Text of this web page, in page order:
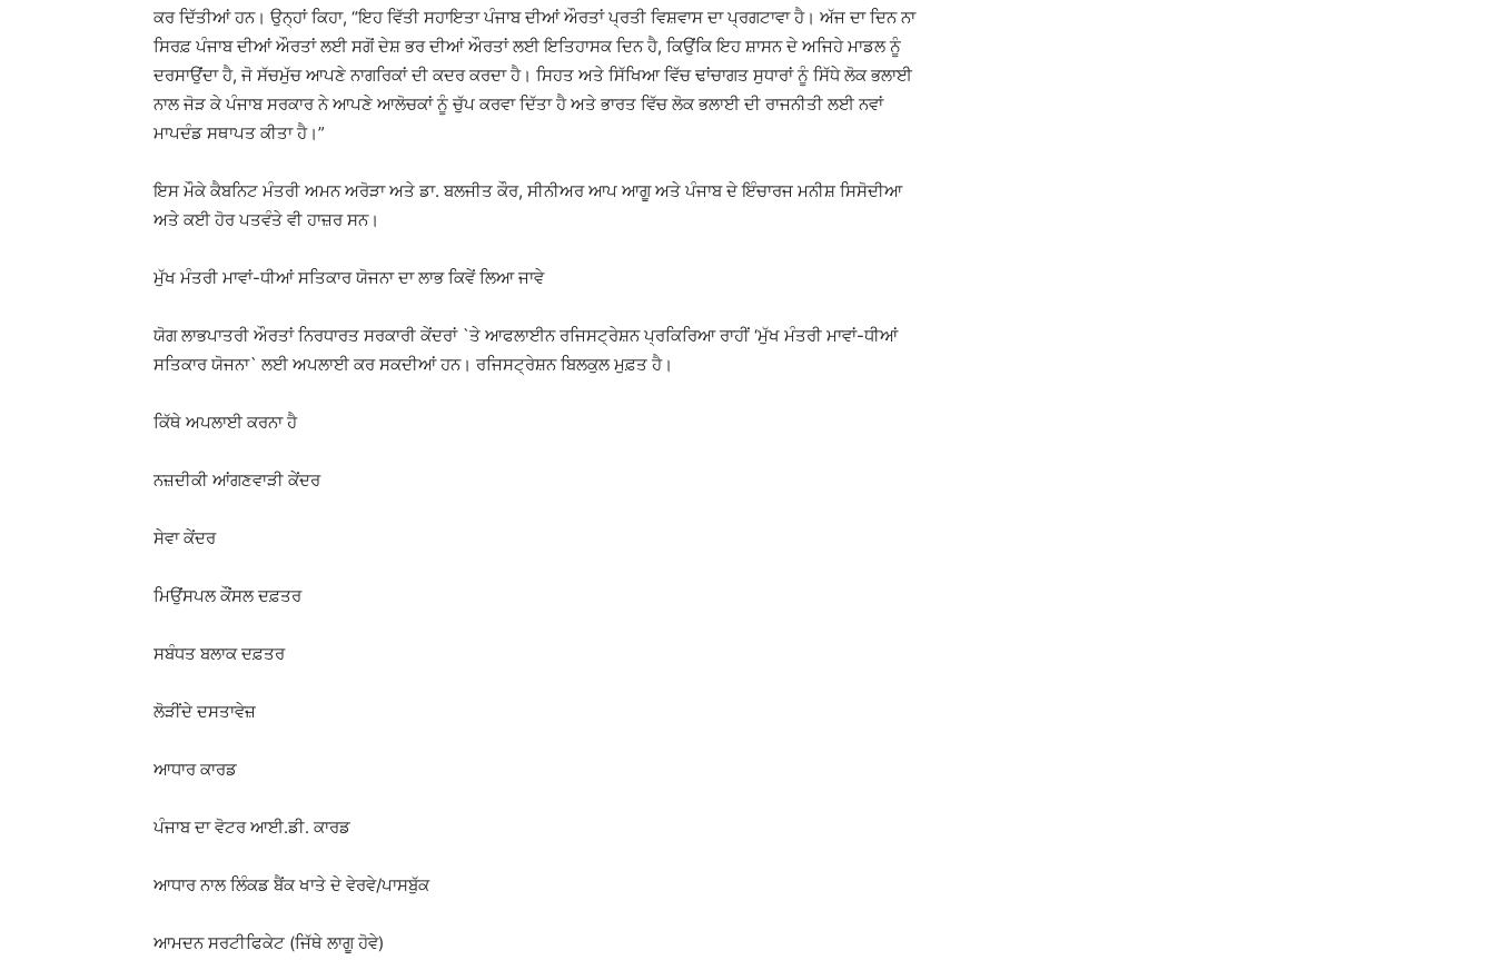
ਕਰ ਦਿੱਤੀਆਂ ਹਨ। ਉਨ੍ਹਾਂ ਕਿਹਾ, “ਇਹ ਵਿੱਤੀ ਸਹਾਇਤਾ ਪੰਜਾਬ ਦੀਆਂ ਔਰਤਾਂ ਪ੍ਰਤੀ ਵਿਸ਼ਵਾਸ ਦਾ ਪ੍ਰਗਟਾਵਾ ਹੈ। ਅੱਜ ਦਾ ਦਿਨ ਨਾ
ਸਿਰਫ਼ ਪੰਜਾਬ ਦੀਆਂ ਔਰਤਾਂ ਲਈ ਸਗੋਂ ਦੇਸ਼ ਭਰ ਦੀਆਂ ਔਰਤਾਂ ਲਈ ਇਤਿਹਾਸਕ ਦਿਨ ਹੈ, ਕਿਉਂਕਿ ਇਹ ਸ਼ਾਸਨ ਦੇ ਅਜਿਹੇ ਮਾਡਲ ਨੂੰ
ਦਰਸਾਉਂਦਾ ਹੈ, ਜੋ ਸੱਚਮੁੱਚ ਆਪਣੇ ਨਾਗਰਿਕਾਂ ਦੀ ਕਦਰ ਕਰਦਾ ਹੈ। ਸਿਹਤ ਅਤੇ ਸਿੱਖਿਆ ਵਿੱਚ ਢਾਂਚਾਗਤ ਸੁਧਾਰਾਂ ਨੂੰ ਸਿੱਧੇ ਲੋਕ ਭਲਾਈ
ਨਾਲ ਜੋੜ ਕੇ ਪੰਜਾਬ ਸਰਕਾਰ ਨੇ ਆਪਣੇ ਆਲੋਚਕਾਂ ਨੂੰ ਚੁੱਪ ਕਰਵਾ ਦਿੱਤਾ ਹੈ ਅਤੇ ਭਾਰਤ ਵਿੱਚ ਲੋਕ ਭਲਾਈ ਦੀ ਰਾਜਨੀਤੀ ਲਈ ਨਵਾਂ
ਮਾਪਦੰਡ ਸਥਾਪਤ ਕੀਤਾ ਹੈ।”
ਇਸ ਮੌਕੇ ਕੈਬਨਿਟ ਮੰਤਰੀ ਅਮਨ ਅਰੋੜਾ ਅਤੇ ਡਾ. ਬਲਜੀਤ ਕੌਰ, ਸੀਨੀਅਰ ਆਪ ਆਗੂ ਅਤੇ ਪੰਜਾਬ ਦੇ ਇੰਚਾਰਜ ਮਨੀਸ਼ ਸਿਸੋਦੀਆ
ਅਤੇ ਕਈ ਹੋਰ ਪਤਵੰਤੇ ਵੀ ਹਾਜ਼ਰ ਸਨ।
ਮੁੱਖ ਮੰਤਰੀ ਮਾਵਾਂ-ਧੀਆਂ ਸਤਿਕਾਰ ਯੋਜਨਾ ਦਾ ਲਾਭ ਕਿਵੇਂ ਲਿਆ ਜਾਵੇ
ਯੋਗ ਲਾਭਪਾਤਰੀ ਔਰਤਾਂ ਨਿਰਧਾਰਤ ਸਰਕਾਰੀ ਕੇਂਦਰਾਂ `ਤੇ ਆਫਲਾਈਨ ਰਜਿਸਟ੍ਰੇਸ਼ਨ ਪ੍ਰਕਿਰਿਆ ਰਾਹੀਂ ‘ਮੁੱਖ ਮੰਤਰੀ ਮਾਵਾਂ-ਧੀਆਂ
ਸਤਿਕਾਰ ਯੋਜਨਾ` ਲਈ ਅਪਲਾਈ ਕਰ ਸਕਦੀਆਂ ਹਨ। ਰਜਿਸਟ੍ਰੇਸ਼ਨ ਬਿਲਕੁਲ ਮੁਫ਼ਤ ਹੈ।
ਕਿੱਥੇ ਅਪਲਾਈ ਕਰਨਾ ਹੈ
ਨਜ਼ਦੀਕੀ ਆਂਗਣਵਾੜੀ ਕੇਂਦਰ
ਸੇਵਾ ਕੇਂਦਰ
ਮਿਉਂਸਪਲ ਕੌਂਸਲ ਦਫ਼ਤਰ
ਸਬੰਧਤ ਬਲਾਕ ਦਫ਼ਤਰ
ਲੋੜੀਂਦੇ ਦਸਤਾਵੇਜ਼
ਆਧਾਰ ਕਾਰਡ
ਪੰਜਾਬ ਦਾ ਵੋਟਰ ਆਈ.ਡੀ. ਕਾਰਡ
ਆਧਾਰ ਨਾਲ ਲਿੰਕਡ ਬੈਂਕ ਖਾਤੇ ਦੇ ਵੇਰਵੇ/ਪਾਸਬੁੱਕ
ਆਮਦਨ ਸਰਟੀਫਿਕੇਟ (ਜਿੱਥੇ ਲਾਗੂ ਹੋਵੇ)